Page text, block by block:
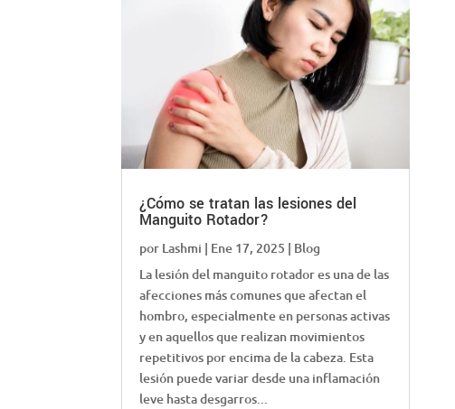
¿Cómo se tratan las lesiones del
Manguito Rotador?
por Lashmi | Ene 17, 2025 | Blog
La lesión del manguito rotador es una de las
afecciones más comunes que afectan el
hombro, especialmente en personas activas
y en aquellos que realizan movimientos
repetitivos por encima de la cabeza. Esta
lesión puede variar desde una inflamación
leve hasta desgarros...